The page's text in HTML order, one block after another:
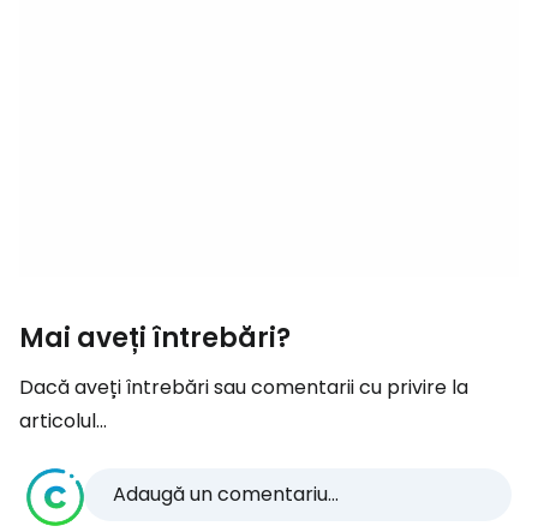
Mai aveți întrebări?
Dacă aveți întrebări sau comentarii cu privire la
articolul...
Adaugă un comentariu...